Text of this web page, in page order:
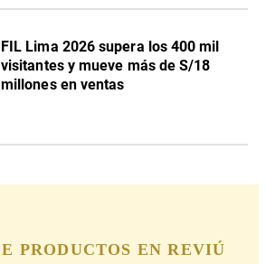
FIL Lima 2026 supera los 400 mil
visitantes y mueve más de S/18
millones en ventas